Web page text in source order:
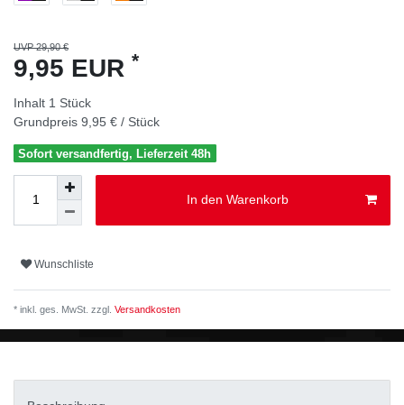
UVP 29,90 €
9,95 EUR *
Inhalt 1 Stück
Grundpreis 9,95 € / Stück
Sofort versandfertig, Lieferzeit 48h
In den Warenkorb
Wunschliste
* inkl. ges. MwSt. zzgl. Versandkosten